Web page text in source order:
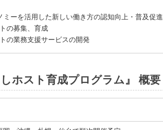
ミーを活用した新しい働き方の認知向上・普及促進
の募集、育成
の業務支援サービスの開発
ホスト育成プログラム』 概要